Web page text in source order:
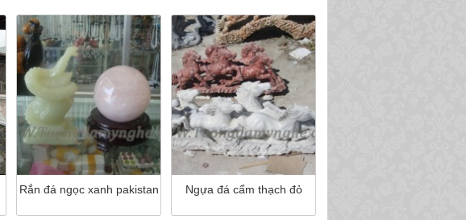
Rắn đá ngọc xanh pakistan Ngựa đá cẩm thạch đỏ